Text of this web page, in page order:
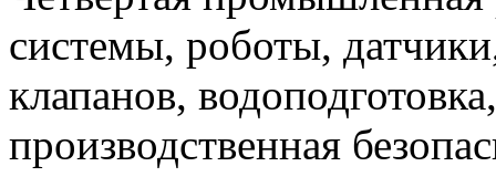
системы, роботы,
клапанов,
производственная